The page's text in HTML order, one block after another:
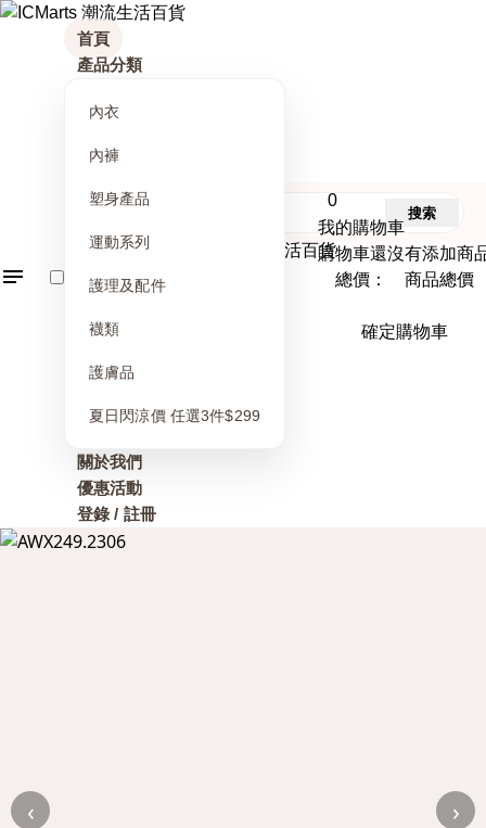
首頁
產品分類
內衣
內褲
塑身產品
運動系列
護理及配件
襪類
護膚品
夏日閃涼價 任選3件$299
關於我們
優惠活動
登錄 / 註冊
0
我的購物車
購物車還沒有添加商
總價： 商品總價
確定購物車
搜索
‹ ›